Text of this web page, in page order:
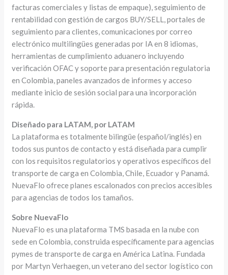
facturas comerciales y listas de empaque), seguimiento de
rentabilidad con gestión de cargos BUY/SELL, portales de
seguimiento para clientes, comunicaciones por correo
electrónico multilingües generadas por IA en 8 idiomas,
herramientas de cumplimiento aduanero incluyendo
verificación OFAC y soporte para presentación regulatoria
en Colombia, paneles avanzados de informes y acceso
mediante inicio de sesión social para una incorporación
rápida.
Diseñado para LATAM, por LATAM
La plataforma es totalmente bilingüe (español/inglés) en
todos sus puntos de contacto y está diseñada para cumplir
con los requisitos regulatorios y operativos específicos del
transporte de carga en Colombia, Chile, Ecuador y Panamá.
NuevaFlo ofrece planes escalonados con precios accesibles
para agencias de todos los tamaños.
Sobre NuevaFlo
NuevaFlo es una plataforma TMS basada en la nube con
sede en Colombia, construida específicamente para agencias
pymes de transporte de carga en América Latina. Fundada
por Martyn Verhaegen, un veterano del sector logístico con